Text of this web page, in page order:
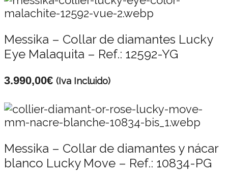
Messika – Collar de diamantes Lucky
Eye Malaquita – Ref.: 12592-YG
3.990,00€ (Iva Incluido)
Messika – Collar de diamantes y nácar
blanco Lucky Move – Ref.: 10834-PG